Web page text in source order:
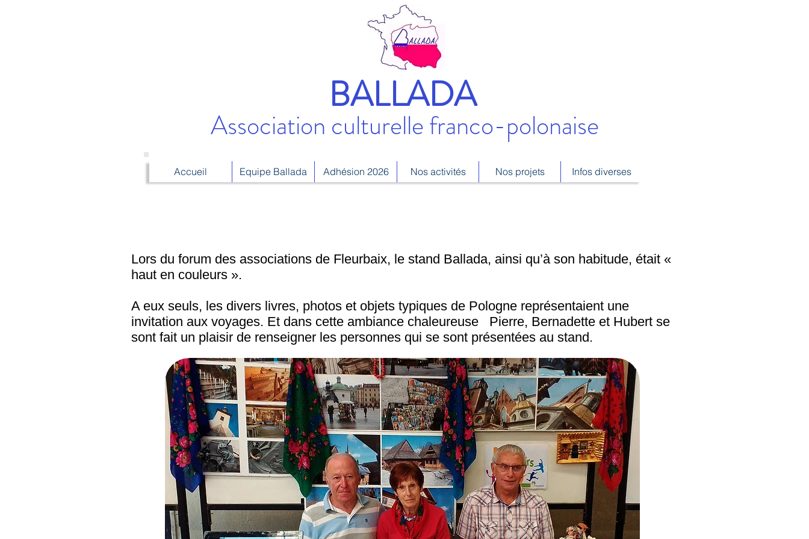
BALLADA
Association culturelle franco-polonaise
Accueil Equipe Ballada Adhésion 2026 Nos activités Nos projets Infos diverses
Lors du forum des associations de Fleurbaix, le stand Ballada, ainsi qu’à son habitude, était «
haut en couleurs ».
A eux seuls, les divers livres, photos et objets typiques de Pologne représentaient une
invitation aux voyages. Et dans cette ambiance chaleureuse Pierre, Bernadette et Hubert se
sont fait un plaisir de renseigner les personnes qui se sont présentées au stand.